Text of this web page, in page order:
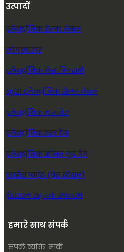
उत्पादों
इलेक्ट्रॉनिक शेल्फ लेबल
लोग काउंटर
इलेक्ट्रॉनिक लेख निगरानी
खुदरा इलेक्ट्रॉनिक शेल्फ़ लेबल
इलेक्ट्रॉनिक नाम बैज
इलेक्ट्रॉनिक वस्त्र टैग
इलेक्ट्रॉनिक फ्रोजन फूड टैग
एक्सेस प्वाइंट (बेस स्टेशन)
ईएसएल सहायक उपकरण
हमारे साथ संपर्क
संपर्क व्यक्ति: मार्क